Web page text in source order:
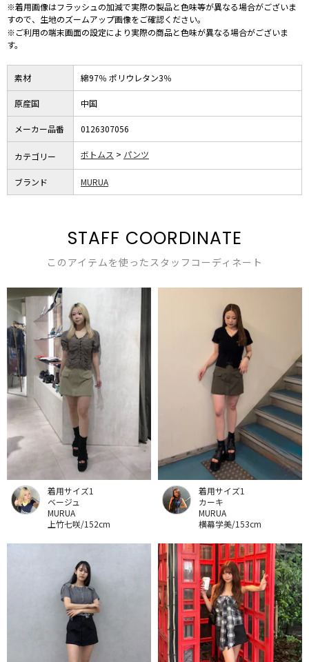
※着用画像はフラッシュの加減で実際の製品と色味等が異なる場合がございま
すので、生地のズームアップ画像をご確認ください。
※ご利用の端末画面の設定により実際の商品と色味が異なる場合がございま
す。
素材 綿97％ ポリウレタン3％
原産国 中国
メーカー品番 0126307056
カテゴリー ボトムス パンツ
ブランド MURUA
STAFF COORDINATE
このアイテムを使ったスタッフコーディネート
着用サイズ1
ベージュ
MURUA
上竹七咲/152cm
着用サイズ1
カーキ
MURUA
横幕学美/153cm